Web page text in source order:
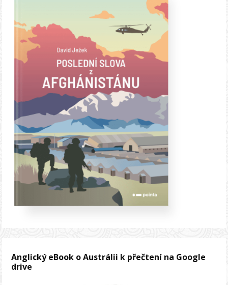
Anglický eBook o Austrálii k přečtení na Google
drive